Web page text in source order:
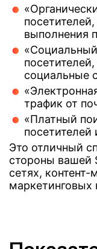
выполнения
социальные
трафик от
«Платный
посетителей
Это отличный
стороны вашей
сетях,
маркетинговых